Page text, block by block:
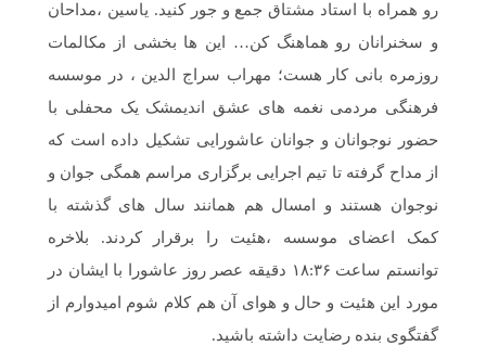
رو همراه با استاد مشتاق جمع و جور کنید. یاسین ،مداحان
و سخنرانان رو هماهنگ کن… این ها بخشی از مکالمات
روزمره بانی کار هست؛ مهراب سراج الدین ، در موسسه
فرهنگی مردمی نغمه های عشق اندیمشک یک محفلی با
حضور نوجوانان و جوانان عاشورایی تشکیل داده است که
از مداح گرفته تا تیم اجرایی برگزاری مراسم همگی جوان و
نوجوان هستند و امسال هم همانند سال های گذشته با
کمک اعضای موسسه ،هئیت را برقرار کردند. بلاخره
توانستم ساعت ۱۸:۳۶ دقیقه عصر روز عاشورا با ایشان در
مورد این هئیت و حال و هوای آن هم کلام شوم امیدوارم از
گفتگوی بنده رضایت داشته باشید.